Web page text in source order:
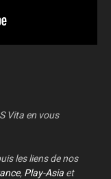
Vita en vous
les liens de nos
, Play-Asia et